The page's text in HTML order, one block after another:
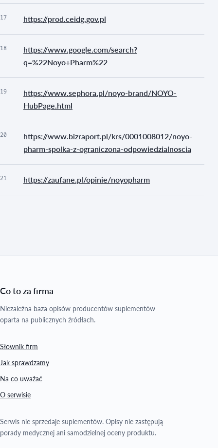
17 https://prod.ceidg.gov.pl
18
https://www.google.com/search?
q=%22Noyo+Pharm%22
19
https://www.sephora.pl/noyo-brand/NOYO-
HubPage.html
20
https://www.bizraport.pl/krs/0001008012/noyo-
pharm-spolka-z-ograniczona-odpowiedzialnoscia
21 https://zaufane.pl/opinie/noyopharm
Co to za firma
Niezależna baza opisów producentów suplementów
oparta na publicznych źródłach.
Słownik firm
Jak sprawdzamy
Na co uważać
O serwisie
Serwis nie sprzedaje suplementów. Opisy nie zastępują
porady medycznej ani samodzielnej oceny produktu.